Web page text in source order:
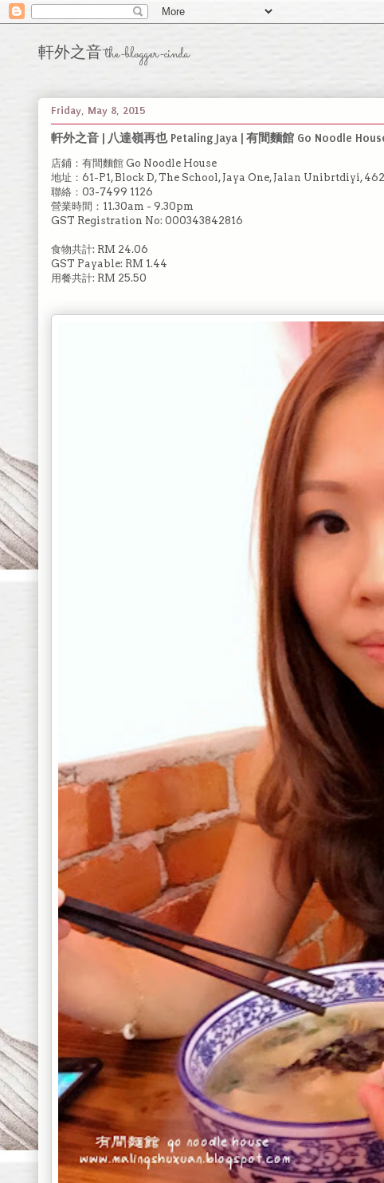
軒外之音 the-blogger-cinda
Friday, May 8, 2015
軒外之音 | 八達嶺再也 Petaling Jaya | 有間麵館 Go Noodle
店鋪：有間麵館 Go Noodle House
地址：61-P1, Block D, The School, Jaya One, Jalan Unibrtdiyi,
聯絡：03-7499 1126
營業時間：11.30am - 9.30pm
GST Registration No: 000343842816
食物共計: RM 24.06
GST Payable: RM 1.44
用餐共計: RM 25.50